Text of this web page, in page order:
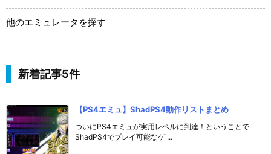
他のエミュレータを探す
新着記事5件
【PS4エミュ】ShadPS4動作リストまとめ
ついにPS4エミュが実用レベルに到達！ということで
ShadPS4でプレイ可能なゲ ...